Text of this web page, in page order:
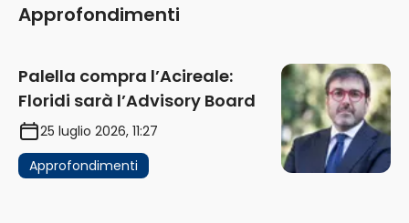
Approfondimenti
Palella compra l’Acireale:
Floridi sarà l’Advisory Board
25 luglio 2026, 11:27
Approfondimenti